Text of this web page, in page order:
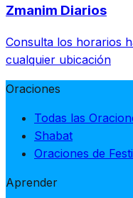
Zmanim Diarios
Consulta los horarios
cualquier ubicación
Oraciones
Todas las
Shabat
Oraciones de
Aprender